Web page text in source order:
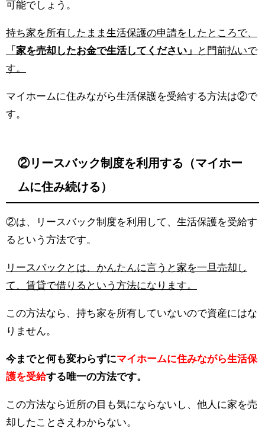
可能でしょう。
持ち家を所有したまま生活保護の申請をしたところで、
「家を売却したお金で生活してください」
と門前払いで
す。
マイホームに住みながら生活保護を受給する方法は②で
す。
②リースバック制度を利用する（マイホー
ムに住み続ける）
②は、リースバック制度を利用して、生活保護を受給す
るという方法です。
リースバックとは、かんたんに言うと家を一旦売却し
て、賃貸で借りるという方法になります。
この方法なら、持ち家を所有していないので資産にはな
りません。
今までと何も変わらずにマイホームに住みながら生活保
護を受給する唯一の方法です。
この方法なら近所の目も気にならないし、他人に家を売
却したことさえわからない。